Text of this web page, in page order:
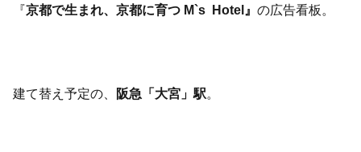
『京都で生まれ、京都に育つ M`s Hotel』の広告看板。
建て替え予定の、 阪急「大宮」駅。